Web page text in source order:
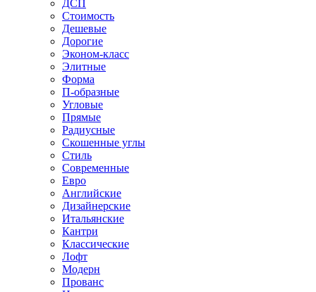
ДСП
Стоимость
Дешевые
Дорогие
Эконом-класс
Элитные
Форма
П-образные
Угловые
Прямые
Радиусные
Скошенные углы
Стиль
Современные
Евро
Английские
Дизайнерские
Итальянские
Кантри
Классические
Лофт
Модерн
Прованс